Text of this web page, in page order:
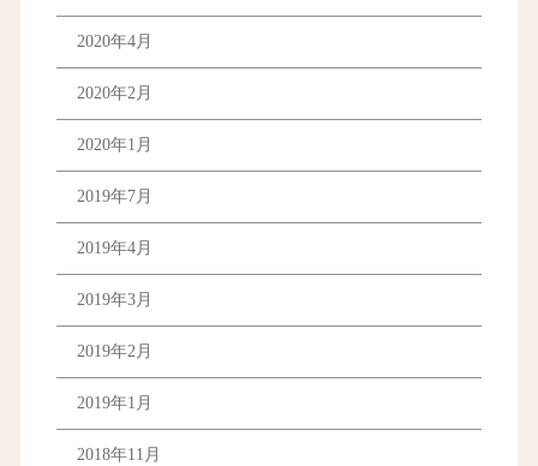
2020年4月
2020年2月
2020年1月
2019年7月
2019年4月
2019年3月
2019年2月
2019年1月
2018年11月